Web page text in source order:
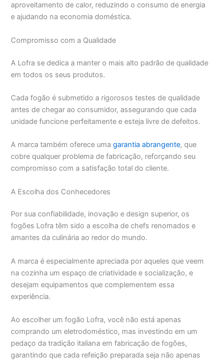
aproveitamento de calor, reduzindo o consumo de energia
e ajudando na economia doméstica.
Compromisso com a Qualidade
A Lofra se dedica a manter o mais alto padrão de qualidade
em todos os seus produtos.
Cada fogão é submetido a rigorosos testes de qualidade
antes de chegar ao consumidor, assegurando que cada
unidade funcione perfeitamente e esteja livre de defeitos.
A marca também oferece umagarantia abrangente, que
cobre qualquer problema de fabricação, reforçando seu
compromisso com a satisfação total do cliente.
A Escolha dos Conhecedores
Por sua confiabilidade, inovação e design superior, os
fogões Lofra têm sido a escolha de chefs renomados e
amantes da culinária ao redor do mundo.
A marca é especialmente apreciada por aqueles que veem
na cozinha um espaço de criatividade e socialização, e
desejam equipamentos que complementem essa
experiência.
Ao escolher um fogão Lofra, você não está apenas
comprando um eletrodoméstico, mas investindo em um
pedaço da tradição italiana em fabricação de fogões,
garantindo que cada refeição preparada seja não apenas